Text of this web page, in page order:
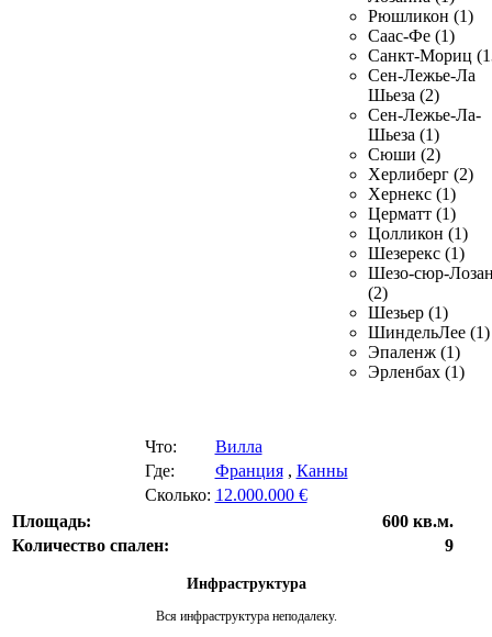
Рюшликон (1)
Саас-Фе (1)
Санкт-Мориц
Сен-Лежье-Ла
Шьеза (2)
Сен-Лежье-Ла-
Шьеза (1)
Сюши (2)
Херлиберг (2)
Хернекс (1)
Церматт (1)
Цолликон (1)
Шезерекс (1)
Шезо-сюр-
(2)
Шезьер (1)
ШиндельЛее (1)
Эпаленж (1)
Эрленбах (1)
Что:
Вилла
Где:
Франция, Канны
Сколько: 12.000.000 €
Площадь:
600 кв.м.
Количество спален:
9
Инфраструктура
Вся инфраструктура неподалеку.